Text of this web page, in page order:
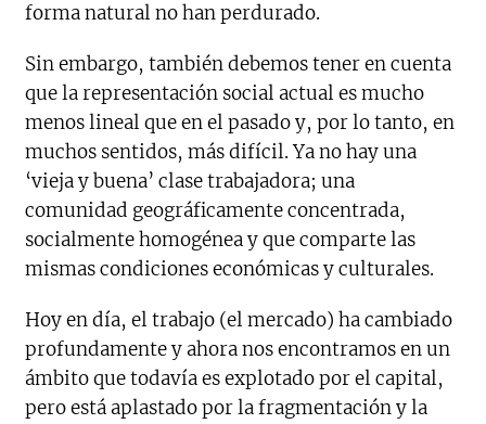
forma natural no han perdurado.
Sin embargo, también debemos tener en cuenta
que la representación social actual es mucho
menos lineal que en el pasado y, por lo tanto, en
muchos sentidos, más difícil. Ya no hay una
‘vieja y buena’ clase trabajadora; una
comunidad geográficamente concentrada,
socialmente homogénea y que comparte las
mismas condiciones económicas y culturales.
Hoy en día, el trabajo (el mercado) ha cambiado
profundamente y ahora nos encontramos en un
ámbito que todavía es explotado por el capital,
pero está aplastado por la fragmentación y la